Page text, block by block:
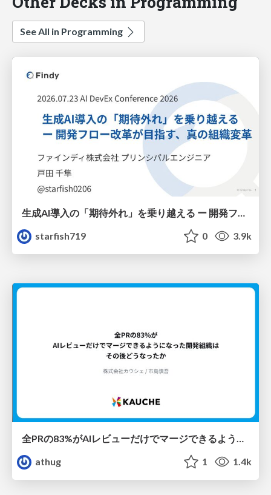
See All in Programming
starfish719
0 3.9k
全PRの83%がAIレビューだけでマージできるようになった開発組織はその後どうなったか
athug
1 1.4k